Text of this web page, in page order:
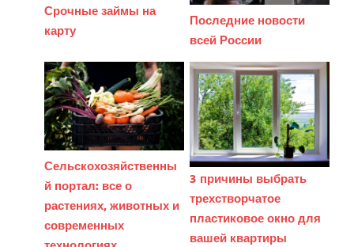
Срочные займы на
карту
Последние новости
всей России
Сельскохозяйственны
й портал: все о
растениях, животных и
современных
3 причины выбрать
трехстворчатое
пластиковое окно для
вашей квартиры